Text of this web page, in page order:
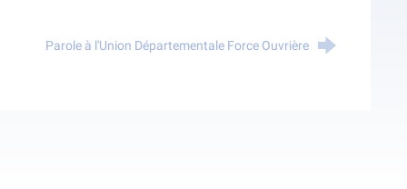
Parole à l'Union Départementale Force Ouvrière